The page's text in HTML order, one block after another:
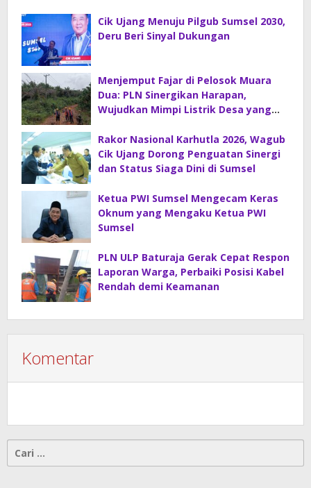
Cik Ujang Menuju Pilgub Sumsel 2030,
Deru Beri Sinyal Dukungan
Menjemput Fajar di Pelosok Muara
Dua: PLN Sinergikan Harapan,
Wujudkan Mimpi Listrik Desa yang
Rakor Nasional Karhutla 2026, Wagub
Cik Ujang Dorong Penguatan Sinergi
dan Status Siaga Dini di Sumsel
Ketua PWI Sumsel Mengecam Keras
Oknum yang Mengaku Ketua PWI
Sumsel
PLN ULP Baturaja Gerak Cepat Respon
Laporan Warga, Perbaiki Posisi Kabel
Rendah demi Keamanan
Komentar
untuk: